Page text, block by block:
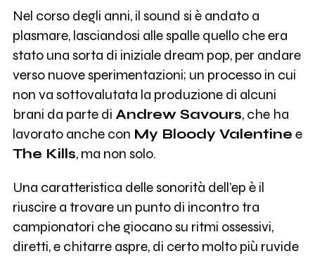
Nel corso degli anni, il sound si è andato a
plasmare, lasciandosi alle spalle quello che era
stato una sorta di iniziale dream pop, per andare
verso nuove sperimentazioni; un processo in cui
non va sottovalutata la produzione di alcuni
brani da parte di Andrew Savours, che ha
lavorato anche con My Bloody Valentine e
The Kills, ma non solo.
Una caratteristica delle sonorità dell’ep è il
riuscire a trovare un punto di incontro tra
campionatori che giocano su ritmi ossessivi,
diretti, e chitarre aspre, di certo molto più ruvide